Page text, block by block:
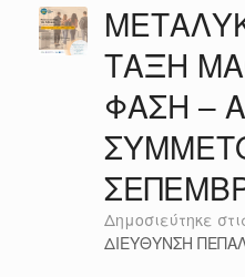
ΤΑΞΗ
ΦΑΣΗ –
Δημοσιεύτηκε
ΔΙΕΥΘΥΝΣΗ